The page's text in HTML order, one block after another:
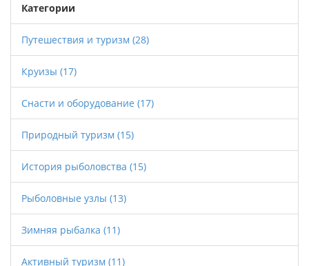
Категории
Путешествия и туризм (28)
Круизы (17)
Снасти и оборудование (17)
Природный туризм (15)
История рыболовства (15)
Рыболовные узлы (13)
Зимняя рыбалка (11)
Активный туризм (11)